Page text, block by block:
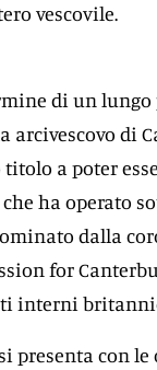
vescovile.
di un
arcivescovo di
a poter
ha operato
dalla
for
interni
presenta con